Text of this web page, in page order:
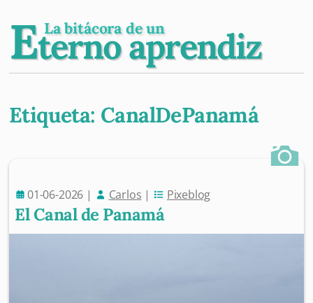
Eterno aprendiz
La bitácora de un
Etiqueta: CanalDePanamá
01-06-2026 | Carlos | Pixeblog
El Canal de Panamá